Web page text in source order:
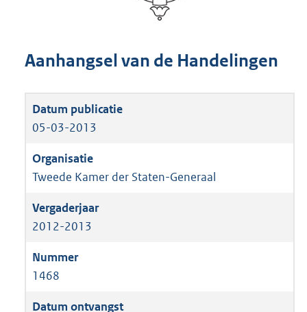
Aanhangsel van de Handelingen
05-03-2013
Tweede Kamer der Staten-Generaal
2012-2013
1468